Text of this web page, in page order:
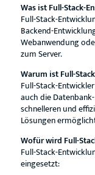
Was ist Full-Stack-
Full-Stack-
Backend-
Webanwendung
zum Server.
Warum ist Full-
Full-Stack-
auch die
schnelleren und
Lösungen
Wofür wird Full-
Full-Stack-
eingesetzt: